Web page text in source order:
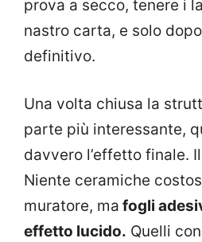
prova a secco, tenere i
nastro carta, e solo
definitivo.
Una volta chiusa la
parte più interessante,
davvero l’effetto finale.
Niente ceramiche
muratore, ma fogli
effetto lucido. Quelli